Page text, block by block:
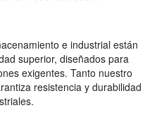
e industrial están
superior, diseñados para
exigentes. Tanto nuestro
resistencia y durabilidad